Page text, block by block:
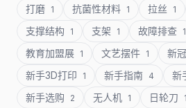
打磨 1 抗菌性材料 1 拉丝 1
支撑结构 1 支架 1 故障排查 1
教育加盟展 1 文艺摆件 1 新
新手3D打印 1 新手指南 4 新
新手选购 2 无人机 1 日轮刀 1